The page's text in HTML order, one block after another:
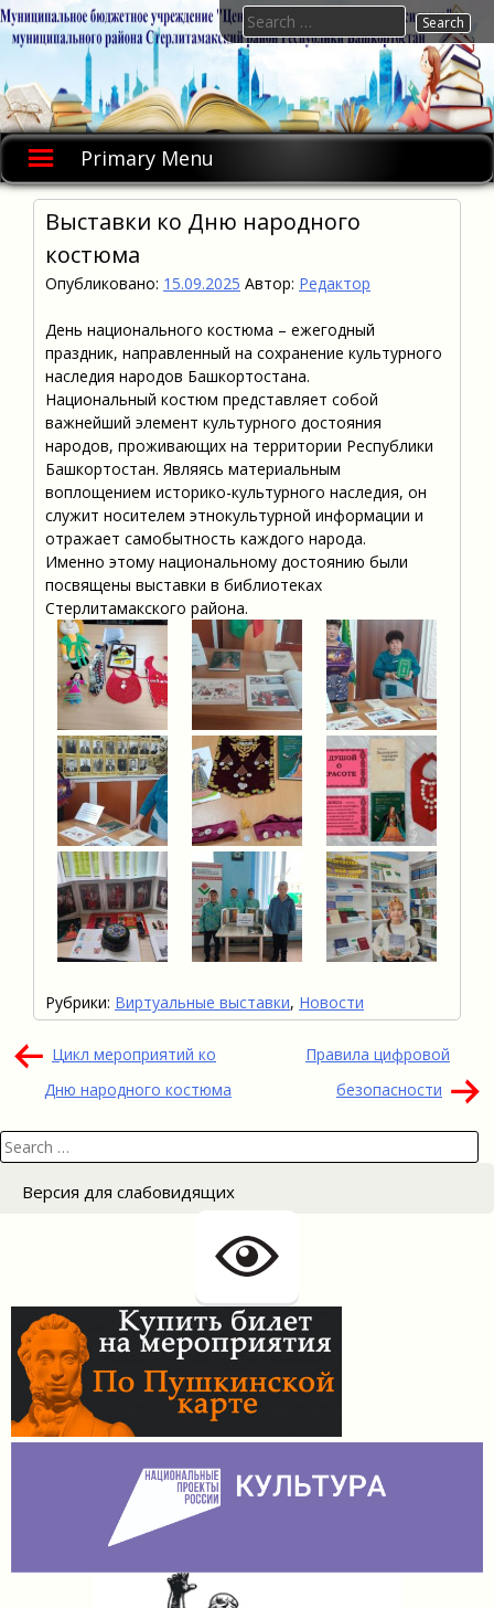
Skip
to
Primary Menu
Search
for:
Выставки ко Дню народного
костюма
Опубликовано: 15.09.2025 Автор: Редактор
День национального костюма – ежегодный
праздник, направленный на сохранение культурного
наследия народов Башкортостана.
Национальный костюм представляет собой
важнейший элемент культурного достояния
народов, проживающих на территории Республики
Башкортостан. Являясь материальным
воплощением историко-культурного наследия, он
служит носителем этнокультурной информации и
отражает самобытность каждого народа.
Именно этому национальному достоянию были
посвящены выставки в библиотеках
Стерлитамакского района.
Рубрики: Виртуальные выставки, Новости
Навигация
по
Цикл мероприятий ко
Дню народного костюма
Правила цифровой
безопасности
Search
for:
Версия для слабовидящих